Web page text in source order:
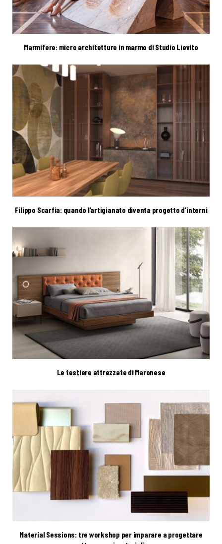
Marmifere: micro architetture in marmo di Studio Lievito
Filippo Scarfia: quando l’artigianato diventa progetto d’interni
Le testiere attrezzate di Maronese
Material Sessions: tre workshop per imparare a progettare